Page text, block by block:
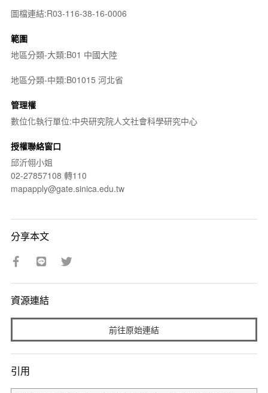
圖檔連結:R03-116-38-16-0006
範圍
地區分類-大類:B01 中國大陸
地區分類-中類:B01015 河北省
管理權
數位化執行單位:中央研究院人文社會科學研究中心
授權聯絡窗口
邱沂翎小姐
02-27857108 轉110
mapapply@gate.sinica.edu.tw
分享本文
資源連結
前往原始連結
引用